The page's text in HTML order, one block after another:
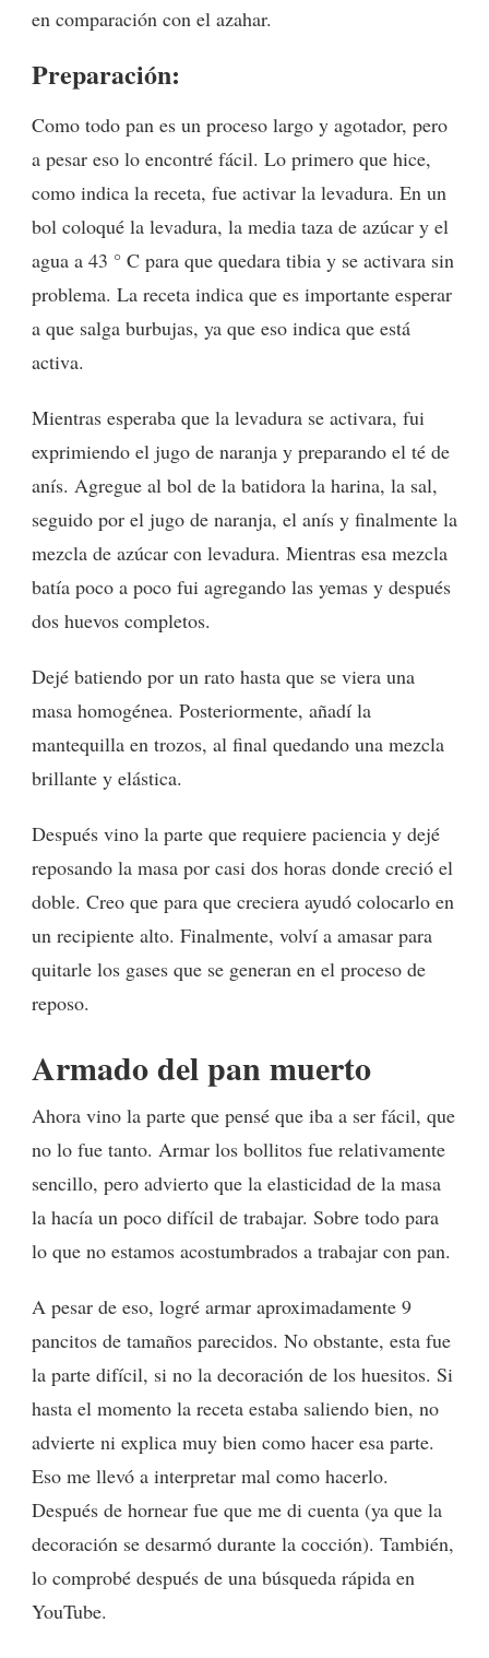
en comparación con el azahar.
Preparación:
Como todo pan es un proceso largo y agotador, pero
a pesar eso lo encontré fácil. Lo primero que hice,
como indica la receta, fue activar la levadura. En un
bol coloqué la levadura, la media taza de azúcar y el
agua a 43 ° C para que quedara tibia y se activara sin
problema. La receta indica que es importante esperar
a que salga burbujas, ya que eso indica que está
activa.
Mientras esperaba que la levadura se activara, fui
exprimiendo el jugo de naranja y preparando el té de
anís. Agregue al bol de la batidora la harina, la sal,
seguido por el jugo de naranja, el anís y finalmente la
mezcla de azúcar con levadura. Mientras esa mezcla
batía poco a poco fui agregando las yemas y después
dos huevos completos.
Dejé batiendo por un rato hasta que se viera una
masa homogénea. Posteriormente, añadí la
mantequilla en trozos, al final quedando una mezcla
brillante y elástica.
Después vino la parte que requiere paciencia y dejé
reposando la masa por casi dos horas donde creció el
doble. Creo que para que creciera ayudó colocarlo en
un recipiente alto. Finalmente, volví a amasar para
quitarle los gases que se generan en el proceso de
reposo.
Armado del pan muerto
Ahora vino la parte que pensé que iba a ser fácil, que
no lo fue tanto. Armar los bollitos fue relativamente
sencillo, pero advierto que la elasticidad de la masa
la hacía un poco difícil de trabajar. Sobre todo para
lo que no estamos acostumbrados a trabajar con pan.
A pesar de eso, logré armar aproximadamente 9
pancitos de tamaños parecidos. No obstante, esta fue
la parte difícil, si no la decoración de los huesitos. Si
hasta el momento la receta estaba saliendo bien, no
advierte ni explica muy bien como hacer esa parte.
Eso me llevó a interpretar mal como hacerlo.
Después de hornear fue que me di cuenta (ya que la
decoración se desarmó durante la cocción). También,
lo comprobé después de una búsqueda rápida en
YouTube.